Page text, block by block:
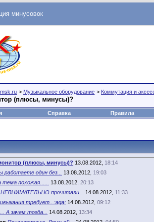
минусовок
> Музыкальное оборудование > Коммутация и
(плюсы, минусы)?
Справка Правила
(плюсы, минусы)? 13.08.2012, 18:14
работаете один без... 13.08.2012, 19:03
тема похожая...... 13.08.2012, 20:13
прочитали... 14.08.2012, 11:33
требует...:aga: 14.08.2012, 09:12
А зачем тогда... 14.08.2012, 13:34